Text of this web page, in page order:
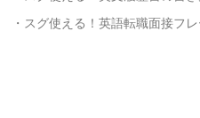
・スグ使える！英語転職面接フ